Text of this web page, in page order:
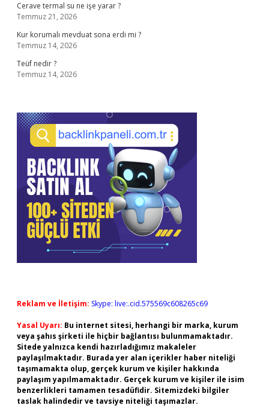
Cerave termal su ne işe yarar ?
Temmuz 21, 2026
Kur korumalı mevduat sona erdi mi ?
Temmuz 14, 2026
Teüf nedir ?
Temmuz 14, 2026
Reklam ve İletişim: Skype: live:.cid.575569c608265c69
Yasal Uyarı: Bu internet sitesi, herhangi bir marka, kurum
veya şahıs şirketi ile hiçbir bağlantısı bulunmamaktadır.
Sitede yalnızca kendi hazırladığımız makaleler
paylaşılmaktadır. Burada yer alan içerikler haber niteliği
taşımamakta olup, gerçek kurum ve kişiler hakkında
paylaşım yapılmamaktadır. Gerçek kurum ve kişiler ile isim
benzerlikleri tamamen tesadüfidir. Sitemizdeki bilgiler
taslak halindedir ve tavsiye niteliği taşımazlar.